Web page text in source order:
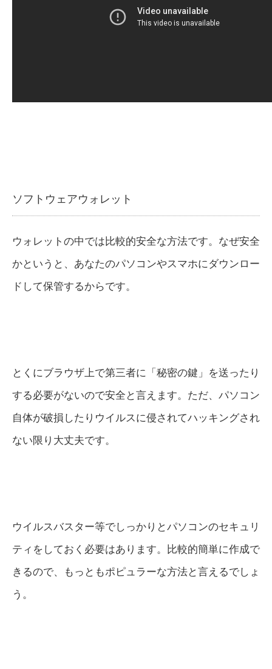
ソフトウェアウォレット
ウォレットの中では比較的安全な方法です。なぜ安全
かというと、あなたのパソコンやスマホにダウンロー
ドして保管するからです。
とくにブラウザ上で第三者に「秘密の鍵」を送ったり
する必要がないので安全と言えます。ただ、パソコン
自体が破損したりウイルスに侵されてハッキングされ
ない限り大丈夫です。
ウイルスバスター等でしっかりとパソコンのセキュリ
ティをしておく必要はあります。比較的簡単に作成で
きるので、もっともポピュラーな方法と言えるでしょ
う。